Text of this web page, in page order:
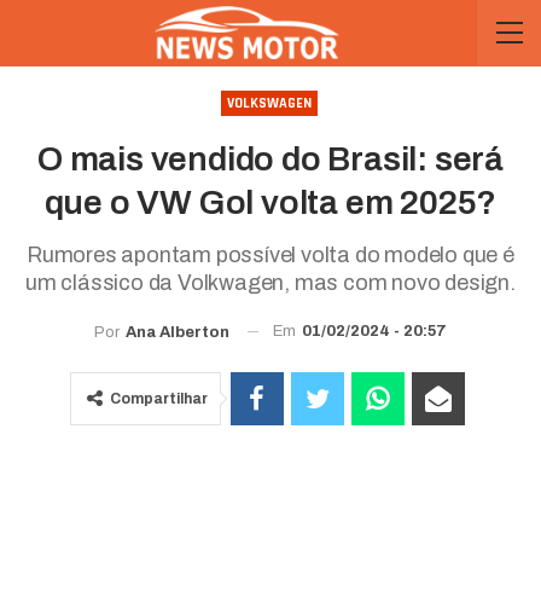
VOLKSWAGEN
O mais vendido do Brasil: será
que o VW Gol volta em 2025?
Rumores apontam possível volta do modelo que é
um clássico da Volkwagen, mas com novo design.
Por Ana Alberton Em 01/02/2024 - 20:57
Compartilhar